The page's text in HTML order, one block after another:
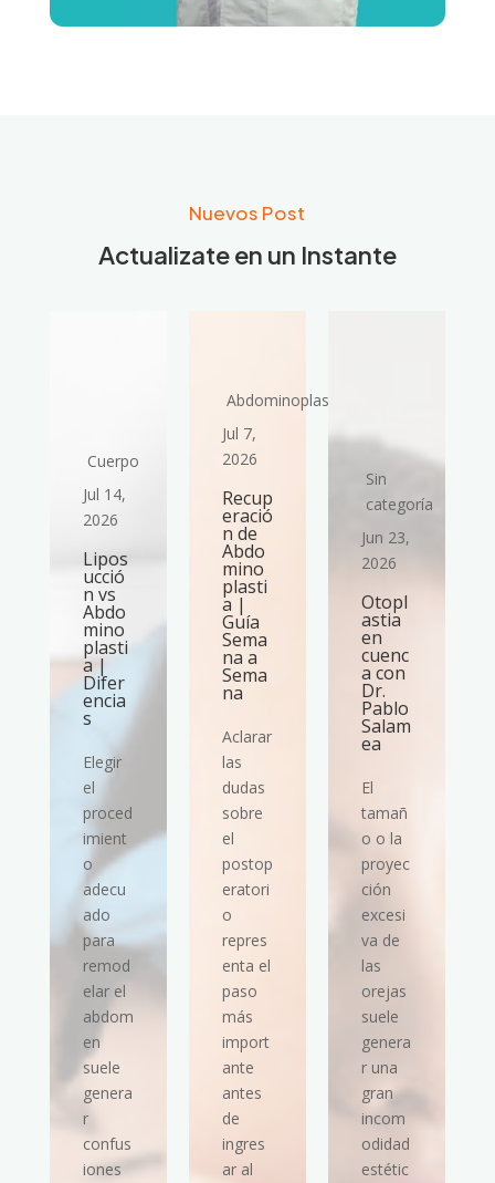
Nuevos Post
Actualizate en un Instante
Cuerpo
Jul 14,
2026
Lipos
ucció
n vs
Abdo
mino
plasti
a |
Difer
encia
s
Elegir
el
proced
imient
o
adecu
ado
para
remod
elar el
abdom
en
suele
genera
r
confus
iones
Abdominoplastia
Jul 7,
2026
Recup
eració
n de
Abdo
mino
plasti
a |
Guía
Sema
na a
Sema
na
Aclarar
las
dudas
sobre
el
postop
eratori
o
repres
enta el
paso
más
import
ante
antes
de
ingres
ar al
Sin
categoría
Jun 23,
2026
Otopl
astia
en
cuenc
a con
Dr.
Pablo
Salam
ea
El
tamañ
o o la
proyec
ción
excesi
va de
las
orejas
suele
genera
r una
gran
incom
odidad
estétic